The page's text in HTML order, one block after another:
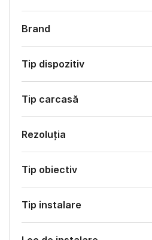
Brand
Tip dispozitiv
Tip carcasă
Rezoluția
Tip obiectiv
Tip instalare